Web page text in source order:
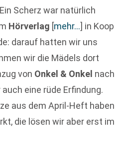
Scherz war natürlich
Hörverlag [mehr…] in Koop
darauf hatten wir uns
wir die Mädels dort
von Onkel & Onkel nach
auch eine rüde Erfindung.
aus dem April-Heft haben
die lösen wir aber erst im